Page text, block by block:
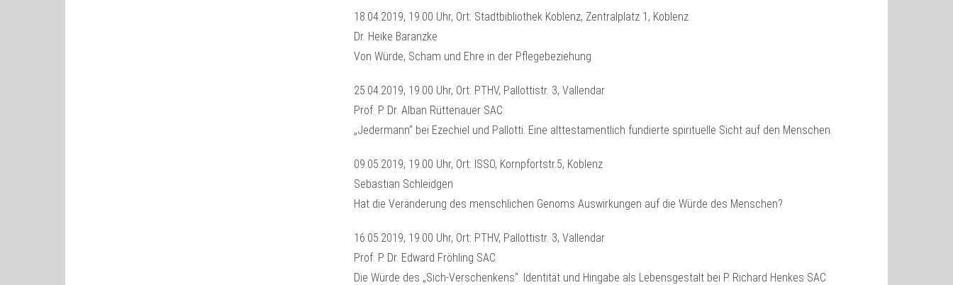
18.04.2019, 19.00 Uhr, Ort: Stadtbibliothek Koblenz, Zentralplatz 1, Koblenz
Dr. Heike Baranzke
Von Würde, Scham und Ehre in der Pflegebeziehung
25.04.2019, 19.00 Uhr, Ort: PTHV, Pallottistr. 3, Vallendar
Prof. P. Dr. Alban Rüttenauer SAC
„Jedermann“ bei Ezechiel und Pallotti. Eine alttestamentlich fundierte spirituelle Sicht auf den Menschen
09.05.2019, 19.00 Uhr, Ort: ISSO, Kornpfortstr.5, Koblenz
Sebastian Schleidgen
Hat die Veränderung des menschlichen Genoms Auswirkungen auf die Würde des Menschen?
16.05.2019, 19.00 Uhr, Ort: PTHV, Pallottistr. 3, Vallendar
Prof. P. Dr. Edward Fröhling SAC
Die Würde des „Sich-Verschenkens“. Identität und Hingabe als Lebensgestalt bei P. Richard Henkes SAC